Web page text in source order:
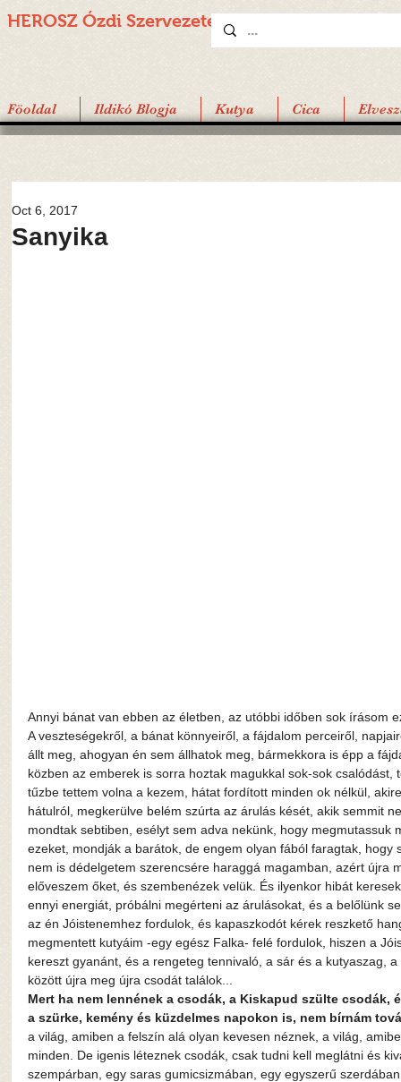
HEROSZ Ózdi Szervezete
Föoldal Ildikó Blogja Kutya Cica
Sanyika
Oct 6, 2017
Annyi bánat van ebben az életben, az utóbbi időben sok írásom
A veszteségekről, a bánat könnyeiről, a fájdalom perceiről,
állt meg, ahogyan én sem állhatok meg, bármekkora is épp a
közben az emberek is sorra hoztak magukkal sok-sok
tűzbe tettem volna a kezem, hátat fordított minden ok nélkül,
hátulról, megkerülve belém szúrta az árulás kését, akik semmit
mondtak sebtiben, esélyt sem adva nekünk, hogy megmutassuk
ezeket, mondják a barátok, de engem olyan fából faragtak,
nem is dédelgetem szerencsére haraggá magamban, azért újra
előveszem őket, és szembenézek velük. És ilyenkor hibát
ennyi energiát, próbálni megérteni az árulásokat, és a belőlünk
az én Jóistenemhez fordulok, és kapaszkodót kérek reszkető
megmentett kutyáim -egy egész Falka- felé fordulok, hiszen a
kereszt gyanánt, és a rengeteg tennivaló, a sár és a kutyaszag,
között újra meg újra csodát találok...
Mert ha nem lennének a csodák, a Kiskapud szülte
a szürke, kemény és küzdelmes napokon is, nem bírnám
a világ, amiben a felszín alá olyan kevesen néznek, a világ,
minden. De igenis léteznek csodák, csak tudni kell meglátni és
szempárban, egy saras gumicsizmában, egy egyszerű